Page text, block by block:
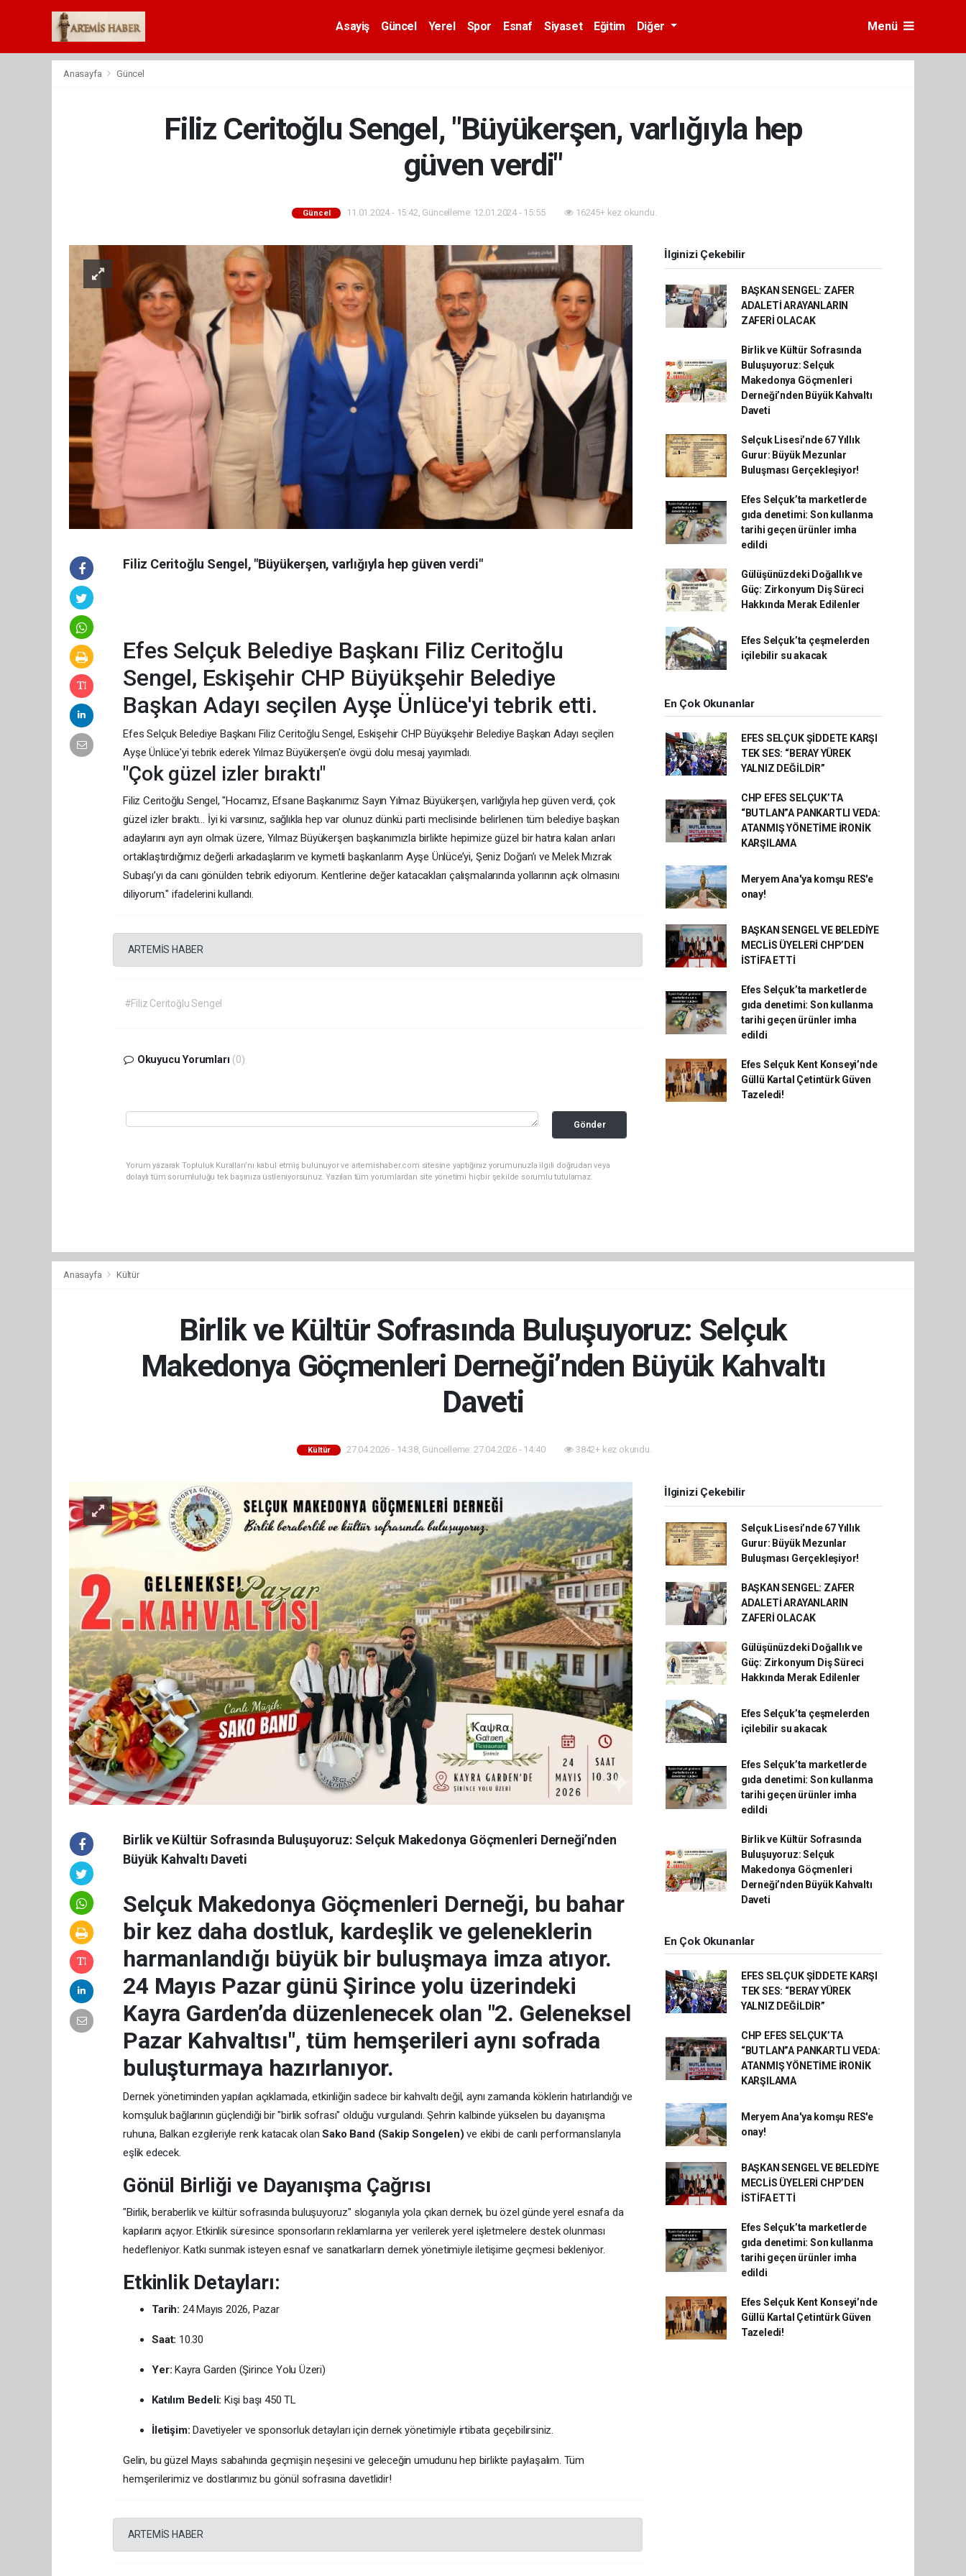
Asayiş Güncel Yerel Spor Esnaf Siyaset Eğitim Diğer Menü
Anasayfa Güncel
Filiz Ceritoğlu Sengel, "Büyükerşen, varlığıyla hep
güven verdi"
Güncel 11.01.2024 - 15:42, Güncelleme: 12.01.2024 - 15:55 16245+ kez okundu.
Filiz Ceritoğlu Sengel, "Büyükerşen, varlığıyla hep güven verdi"
Efes Selçuk Belediye Başkanı Filiz Ceritoğlu
Sengel, Eskişehir CHP Büyükşehir Belediye
Başkan Adayı seçilen Ayşe Ünlüce'yi tebrik etti.
Efes Selçuk Belediye Başkanı Filiz Ceritoğlu Sengel, Eskişehir CHP Büyükşehir Belediye Başkan Adayı seçilen
Ayşe Ünlüce'yi tebrik ederek Yılmaz Büyükerşen'e övgü dolu mesaj yayımladı.
"Çok güzel izler bıraktı"
Filiz Ceritoğlu Sengel, "Hocamız, Efsane Başkanımız Sayın Yılmaz Büyükerşen, varlığıyla hep güven verdi, çok
güzel izler bıraktı… İyi ki varsınız, sağlıkla hep var olunuz dünkü parti meclisinde belirlenen tüm belediye başkan
adaylarını ayrı ayrı olmak üzere, Yılmaz Büyükerşen başkanımızla birlikte hepimize güzel bir hatıra kalan anları
ortaklaştırdığımız değerli arkadaşlarım ve kıymetli başkanlarım Ayşe Ünlüce’yi, Şeniz Doğan’ı ve Melek Mızrak
Subaşı’yı da canı gönülden tebrik ediyorum. Kentlerine değer katacakları çalışmalarında yollarının açık olmasını
diliyorum." ifadelerini kullandı.
ARTEMİS HABER
#Filiz Ceritoğlu Sengel
Okuyucu Yorumları (0)
Gönder
Yorum yazarak Topluluk Kuralları’nı kabul etmiş bulunuyor ve artemishaber.com sitesine yaptığınız yorumunuzla ilgili doğrudan veya
dolaylı tüm sorumluluğu tek başınıza üstleniyorsunuz. Yazılan tüm yorumlardan site yönetimi hiçbir şekilde sorumlu tutulamaz.
İlginizi Çekebilir
BAŞKAN SENGEL: ZAFER
ADALETİ ARAYANLARIN
ZAFERİ OLACAK
Birlik ve Kültür Sofrasında
Buluşuyoruz: Selçuk
Makedonya Göçmenleri
Derneği’nden Büyük Kahvaltı
Daveti
Selçuk Lisesi’nde 67 Yıllık
Gurur: Büyük Mezunlar
Buluşması Gerçekleşiyor!
Efes Selçuk’ta marketlerde
gıda denetimi: Son kullanma
tarihi geçen ürünler imha
edildi
Gülüşünüzdeki Doğallık ve
Güç: Zirkonyum Diş Süreci
Hakkında Merak Edilenler
Efes Selçuk’ta çeşmelerden
içilebilir su akacak
En Çok Okunanlar
EFES SELÇUK ŞİDDETE KARŞI
TEK SES: “BERAY YÜREK
YALNIZ DEĞİLDİR”
CHP EFES SELÇUK’TA
“BUTLAN”A PANKARTLI VEDA:
ATANMIŞ YÖNETİME İRONİK
KARŞILAMA
Meryem Ana'ya komşu RES'e
onay!
BAŞKAN SENGEL VE BELEDİYE
MECLİS ÜYELERİ CHP’DEN
İSTİFA ETTİ
Efes Selçuk’ta marketlerde
gıda denetimi: Son kullanma
tarihi geçen ürünler imha
edildi
Efes Selçuk Kent Konseyi’nde
Güllü Kartal Çetintürk Güven
Tazeledi!
Anasayfa Kültür
Birlik ve Kültür Sofrasında Buluşuyoruz: Selçuk
Makedonya Göçmenleri Derneği’nden Büyük Kahvaltı
Daveti
Kültür 27.04.2026 - 14:38, Güncelleme: 27.04.2026 - 14:40 3842+ kez okundu.
Birlik ve Kültür Sofrasında Buluşuyoruz: Selçuk Makedonya Göçmenleri Derneği’nden
Büyük Kahvaltı Daveti
Selçuk Makedonya Göçmenleri Derneği, bu bahar
bir kez daha dostluk, kardeşlik ve geleneklerin
harmanlandığı büyük bir buluşmaya imza atıyor.
24 Mayıs Pazar günü Şirince yolu üzerindeki
Kayra Garden’da düzenlenecek olan "2. Geleneksel
Pazar Kahvaltısı", tüm hemşerileri aynı sofrada
buluşturmaya hazırlanıyor.
Dernek yönetiminden yapılan açıklamada, etkinliğin sadece bir kahvaltı değil, aynı zamanda köklerin hatırlandığı ve
komşuluk bağlarının güçlendiği bir "birlik sofrası" olduğu vurgulandı. Şehrin kalbinde yükselen bu dayanışma
ruhuna, Balkan ezgileriyle renk katacak olanSako Band (Sakip Songelen) ve ekibi de canlı performanslarıyla
eşlik edecek.
Gönül Birliği ve Dayanışma Çağrısı
"Birlik, beraberlik ve kültür sofrasında buluşuyoruz" sloganıyla yola çıkan dernek, bu özel günde yerel esnafa da
kapılarını açıyor. Etkinlik süresince sponsorların reklamlarına yer verilerek yerel işletmelere destek olunması
hedefleniyor. Katkı sunmak isteyen esnaf ve sanatkarların dernek yönetimiyle iletişime geçmesi bekleniyor.
Etkinlik Detayları:
Tarih: 24 Mayıs 2026, Pazar
Saat: 10.30
Yer: Kayra Garden (Şirince Yolu Üzeri)
Katılım Bedeli: Kişi başı 450 TL
İletişim: Davetiyeler ve sponsorluk detayları için dernek yönetimiyle irtibata geçebilirsiniz.
Gelin, bu güzel Mayıs sabahında geçmişin neşesini ve geleceğin umudunu hep birlikte paylaşalım. Tüm
hemşerilerimiz ve dostlarımız bu gönül sofrasına davetlidir!
ARTEMİS HABER
İlginizi Çekebilir
Selçuk Lisesi’nde 67 Yıllık
Gurur: Büyük Mezunlar
Buluşması Gerçekleşiyor!
BAŞKAN SENGEL: ZAFER
ADALETİ ARAYANLARIN
ZAFERİ OLACAK
Gülüşünüzdeki Doğallık ve
Güç: Zirkonyum Diş Süreci
Hakkında Merak Edilenler
Efes Selçuk’ta çeşmelerden
içilebilir su akacak
Efes Selçuk’ta marketlerde
gıda denetimi: Son kullanma
tarihi geçen ürünler imha
edildi
Birlik ve Kültür Sofrasında
Buluşuyoruz: Selçuk
Makedonya Göçmenleri
Derneği’nden Büyük Kahvaltı
Daveti
En Çok Okunanlar
EFES SELÇUK ŞİDDETE KARŞI
TEK SES: “BERAY YÜREK
YALNIZ DEĞİLDİR”
CHP EFES SELÇUK’TA
“BUTLAN”A PANKARTLI VEDA:
ATANMIŞ YÖNETİME İRONİK
KARŞILAMA
Meryem Ana'ya komşu RES'e
onay!
BAŞKAN SENGEL VE BELEDİYE
MECLİS ÜYELERİ CHP’DEN
İSTİFA ETTİ
Efes Selçuk’ta marketlerde
gıda denetimi: Son kullanma
tarihi geçen ürünler imha
edildi
Efes Selçuk Kent Konseyi’nde
Güllü Kartal Çetintürk Güven
Tazeledi!